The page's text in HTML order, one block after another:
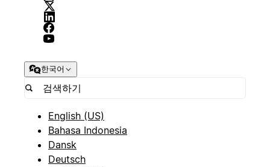
한국어
English (US)
Bahasa Indonesia
Dansk
Deutsch